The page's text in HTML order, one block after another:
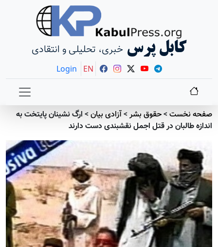
کابل پرس خبری، تحلیلی و انتقادی
Login EN
صفحه نخست>حقوق بشر>آزادی بيان> ارگ نشینان پایتخت به
اندازه طالبان در قتل اجمل نقشبندی دست دارند